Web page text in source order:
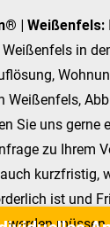
| Weißenfels:
in
Weißenfels,
Sie uns gerne
zu Ihrem
auch kurzfristig,
ist und